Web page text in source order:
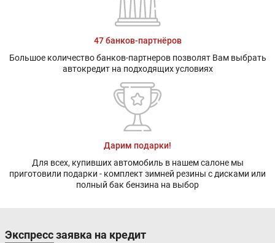
47 банков-партнёров
Большое количество банков-партнеров позволят Вам выбрать
автокредит на подходящих условиях
Дарим подарки!
Для всех, купивших автомобиль в нашем салоне мы
приготовили подарки - комплект зимней резины с дисками или
полный бак бензина на выбор
Экспресс заявка на кредит